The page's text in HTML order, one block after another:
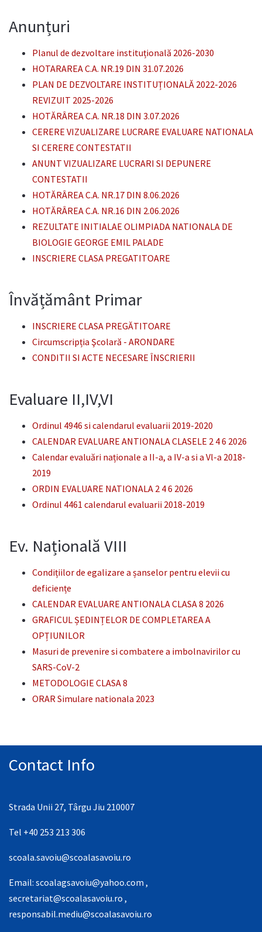
Anunțuri
Planul de dezvoltare instituțională 2026-2030
HOTARAREA C.A. NR.19 DIN 31.07.2026
PLAN DE DEZVOLTARE INSTITUȚIONALĂ 2022-2026
REVIZUIT 2025-2026
HOTĂRÂREA C.A. NR.18 DIN 3.07.2026
CERERE VIZUALIZARE LUCRARE EVALUARE NATIONALA
SI CERERE CONTESTATII
ANUNT VIZUALIZARE LUCRARI SI DEPUNERE
CONTESTATII
HOTĂRÂREA C.A. NR.17 DIN 8.06.2026
HOTĂRÂREA C.A. NR.16 DIN 2.06.2026
REZULTATE INITIALAE OLIMPIADA NATIONALA DE
BIOLOGIE GEORGE EMIL PALADE
INSCRIERE CLASA PREGATITOARE
Învățământ Primar
INSCRIERE CLASA PREGĂTITOARE
Circumscripția Şcolară - ARONDARE
CONDITII SI ACTE NECESARE ÎNSCRIERII
Evaluare II,IV,VI
Ordinul 4946 si calendarul evaluarii 2019-2020
CALENDAR EVALUARE ANTIONALA CLASELE 2 4 6 2026
Calendar evaluări naționale a II-a, a IV-a si a Vl-a 2018-
2019
ORDIN EVALUARE NATIONALA 2 4 6 2026
Ordinul 4461 calendarul evaluarii 2018-2019
Ev. Națională VIII
Condițiilor de egalizare a șanselor pentru elevii cu
deficiențe
CALENDAR EVALUARE ANTIONALA CLASA 8 2026
GRAFICUL ȘEDINȚELOR DE COMPLETAREA A
OPȚIUNILOR
Masuri de prevenire si combatere a imbolnavirilor cu
SARS-CoV-2
METODOLOGIE CLASA 8
ORAR Simulare nationala 2023
Contact Info
Strada Unii 27, Târgu Jiu 210007
Tel +40 253 213 306
scoala.savoiu@scoalasavoiu.ro
Email: scoalagsavoiu@yahoo.com ,
secretariat@scoalasavoiu.ro ,
responsabil.mediu@scoalasavoiu.ro